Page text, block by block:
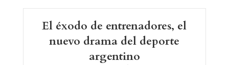
El éxodo de entrenadores, el
nuevo drama del deporte
argentino